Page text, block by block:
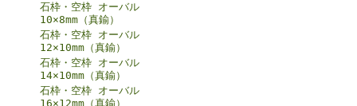
石枠・空枠 オーバル
10×8mm（真鍮）
石枠・空枠 オーバル
12×10mm（真鍮）
石枠・空枠 オーバル
14×10mm（真鍮）
石枠・空枠 オーバル
16×12mm（真鍮）